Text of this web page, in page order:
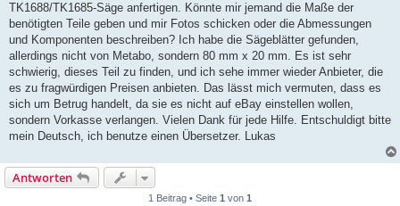
r
a
TK1688/TK1685-Säge anfertigen. Könnte mir jemand die Maße der
benötigten Teile geben und mir Fotos schicken oder die Abmessungen
und Komponenten beschreiben? Ich habe die Sägeblätter gefunden,
allerdings nicht von Metabo, sondern 80 mm x 20 mm. Es ist sehr
schwierig, dieses Teil zu finden, und ich sehe immer wieder Anbieter, die
es zu fragwürdigen Preisen anbieten. Das lässt mich vermuten, dass es
sich um Betrug handelt, da sie es nicht auf eBay einstellen wollen,
sondern Vorkasse verlangen. Vielen Dank für jede Hilfe. Entschuldigt bitte
mein Deutsch, ich benutze einen Übersetzer. Lukas
Antworten
1 Beitrag • Seite 1 von 1